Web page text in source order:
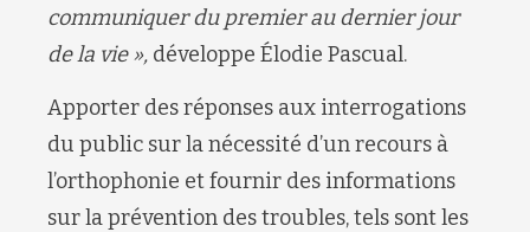
communiquer du premier au dernier jour
de la vie », développe Élodie Pascual.
Apporter des réponses aux interrogations
du public sur la nécessité d’un recours à
l’orthophonie et fournir des informations
sur la prévention des troubles, tels sont les